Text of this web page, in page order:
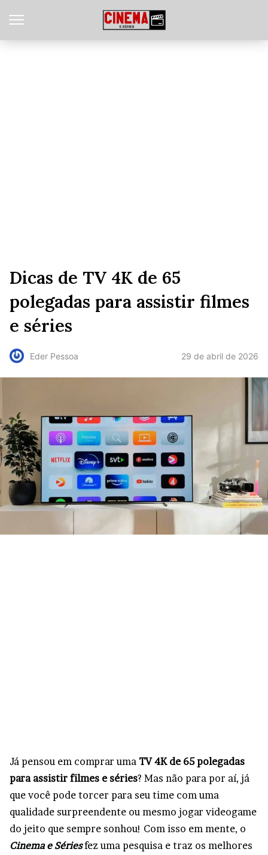
Dicas de TV 4K de 65
polegadas para assistir filmes
e séries
Eder Pessoa 29 de abril de 2026
Já pensou em comprar uma TV 4K de 65 polegadas
para assistir filmes e séries? Mas não para por aí, já
que você pode torcer para seu time com uma
qualidade surpreendente ou mesmo jogar videogame
do jeito que sempre sonhou! Com isso em mente, o
Cinema e Sériesfez uma pesquisa e traz os melhores